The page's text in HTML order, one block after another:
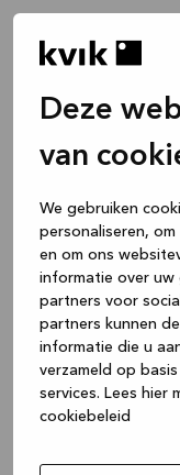
Deze
van
We gebruiken
personaliseren,
en om ons
informatie over uw
partners voor
partners kunnen
informatie die u
verzameld op
services. Lees hier
cookiebeleid